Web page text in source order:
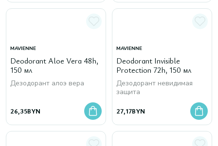
MAVIENNE
Deodorant Aloe Vera 48h,
150 мл
Дезодорант алоэ вера
26,35BYN
MAVIENNE
Deodorant Invisible
Protection 72h, 150 мл
Дезодорант невидимая
защита
27,17BYN